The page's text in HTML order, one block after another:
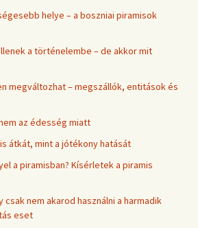
helye – a boszniai piramisok
a történelembe – de akkor mit
megváltozhat – megszállók, entitások és
az édesség miatt
átkát, mint a jótékony hatását
a piramisban? Kísérletek a piramis
nem akarod használni a harmadik
eset